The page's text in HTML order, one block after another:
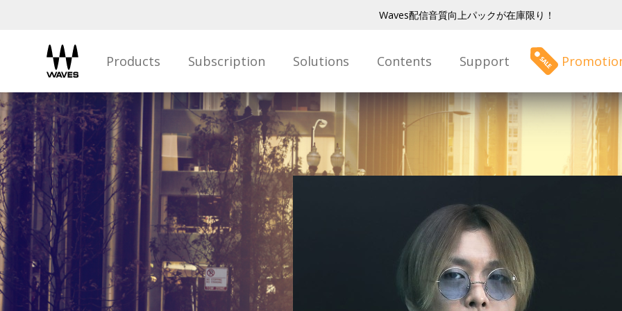
Waves配信音質向上パックが在庫限り！
Products Subscription Solutions Contents Support